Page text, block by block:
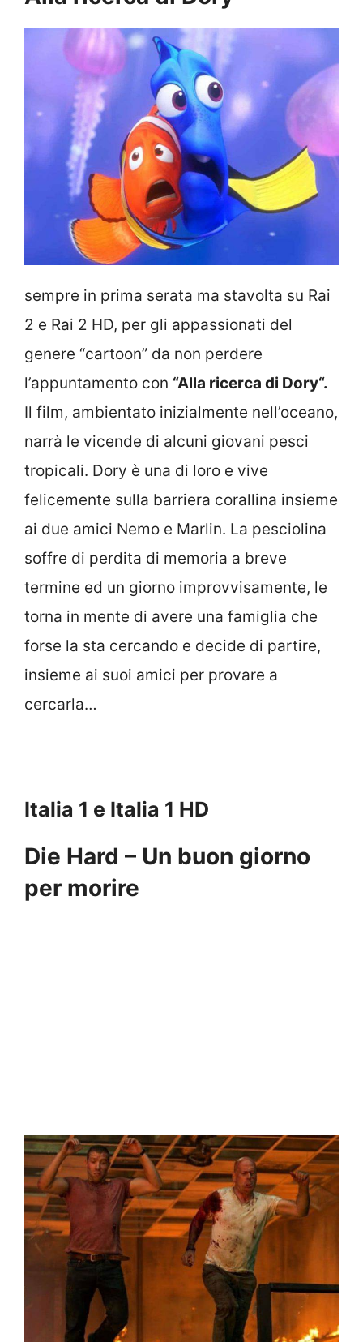
sempre in prima serata ma stavolta su Rai
2 e Rai 2 HD, per gli appassionati del
genere “cartoon” da non perdere
l’appuntamento con “Alla ricerca di Dory“.
Il film, ambientato inizialmente nell’oceano,
narrà le vicende di alcuni giovani pesci
tropicali. Dory è una di loro e vive
felicemente sulla barriera corallina insieme
ai due amici Nemo e Marlin. La pesciolina
soffre di perdita di memoria a breve
termine ed un giorno improvvisamente, le
torna in mente di avere una famiglia che
forse la sta cercando e decide di partire,
insieme ai suoi amici per provare a
cercarla…
Italia 1 e Italia 1 HD
Die Hard – Un buon giorno
per morire